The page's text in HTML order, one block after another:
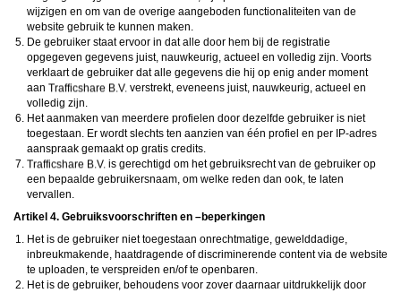
wijzigen en om van de overige aangeboden functionaliteiten van de
website gebruik te kunnen maken.
De gebruiker staat ervoor in dat alle door hem bij de registratie
opgegeven gegevens juist, nauwkeurig, actueel en volledig zijn. Voorts
verklaart de gebruiker dat alle gegevens die hij op enig ander moment
aan
verstrekt, eveneens juist, nauwkeurig, actueel en
volledig zijn.
Het aanmaken van meerdere profielen door dezelfde gebruiker is niet
toegestaan. Er wordt slechts ten aanzien van één profiel en per IP-adres
aanspraak gemaakt op gratis credits.
is gerechtigd om het gebruiksrecht van de gebruiker op
een bepaalde gebruikersnaam, om welke reden dan ook, te laten
vervallen.
Artikel 4. Gebruiksvoorschriften en –beperkingen
Het is de gebruiker niet toegestaan onrechtmatige, gewelddadige,
inbreukmakende, haatdragende of discriminerende content via de website
te uploaden, te verspreiden en/of te openbaren.
Het is de gebruiker, behoudens voor zover daarnaar uitdrukkelijk door